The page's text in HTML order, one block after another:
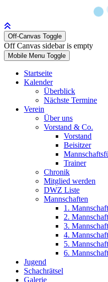
Off-Canvas Toggle
Off Canvas sidebar is empty
Mobile Menu Toggle
Startseite
Kalender
Überblick
Nächste Termine
Verein
Über uns
Vorstand & Co.
Vorstand
Beisitzer
Trainer
Chronik
Mitglied werden
DWZ Liste
Mannschaften
1. Mannschaft
2. Mannschaft
3. Mannschaft
4. Mannschaft
5. Mannschaft
6. Mannschaft
Jugend
Schachrätsel
Galerie